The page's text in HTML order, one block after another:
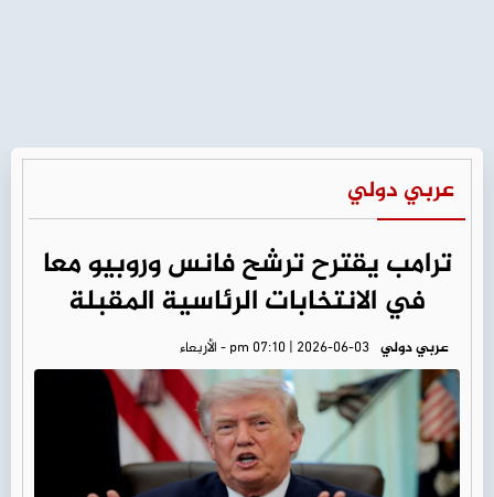
عربي دولي
ترامب يقترح ترشح فانس وروبيو معا
في الانتخابات الرئاسية المقبلة
عربي دولي pm 07:10 | 2026-06-03 - الأربعاء